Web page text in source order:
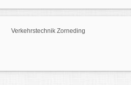
Verkehrstechnik Zorneding